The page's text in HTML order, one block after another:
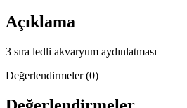
Açıklama
3 sıra ledli akvaryum aydınlatması
Değerlendirmeler (0)